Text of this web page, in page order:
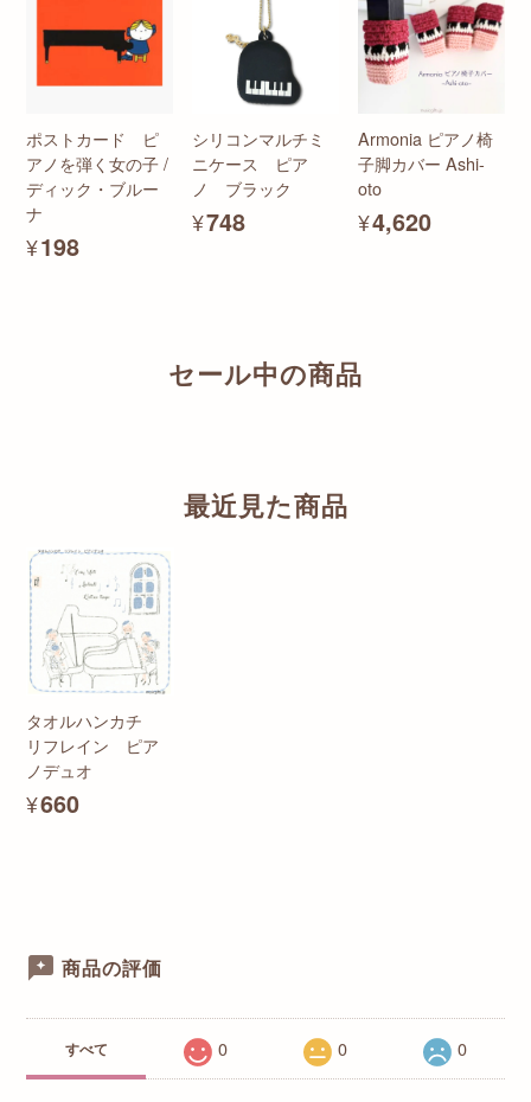
ポストカード ピ
アノを弾く女の子 /
ディック・ブルー
ナ
¥198
シリコンマルチミ
ニケース ピア
ノ ブラック
¥748
Armonia ピアノ椅
子脚カバー Ashi-
oto
¥4,620
セール中の商品
最近見た商品
タオルハンカチ
リフレイン ピア
ノデュオ
¥660
商品の評価
すべて 0 0 0